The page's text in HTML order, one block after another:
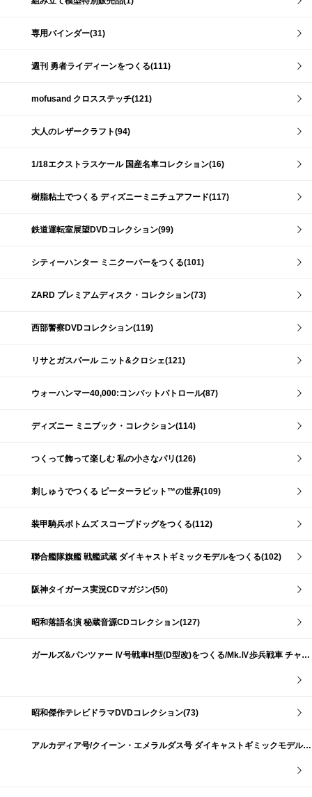
専用バインダー(31)
週刊 勇者ライディーンをつくる(111)
mofusand クロスステッチ(121)
大人のレザークラフト(94)
1/18エクストラスケール 国産名車コレクション(16)
樹脂粘土でつくる ディズニーミニチュアフード(117)
鉄道運転室展望DVDコレクション(99)
シティーハンター ミニクーパーをつくる(101)
ZARD プレミアムディスク・コレクション(73)
西部警察DVDコレクション(119)
リサとガスパール ニット&クロシェ(121)
ウォーハンマー40,000:コンバットパトロール(87)
ディズニー ミニブック・コレクション(114)
つくって飾って楽しむ 私の小さなパリ(126)
刺しゅうでつくる ピーターラビット™の世界(109)
装甲騎兵ボトムズ スコープドッグをつくる(112)
聯合艦隊旗艦 戦艦武蔵 ダイキャストギミックモデルをつくる(102)
阪神タイガース実況CDマガジン(50)
昭和落語名演 秘蔵音源CDコレクション(127)
ガールズ&パンツァー Ⅳ号戦車H型(D型改)をつくる/Mk.Ⅳ歩兵戦車 チャーチルMk.Ⅶをつくる(191)
昭和傑作テレビドラマDVDコレクション(73)
アルカディア号/クイーン・エメラルダス号 ダイキャストギミックモデルをつくる(159)